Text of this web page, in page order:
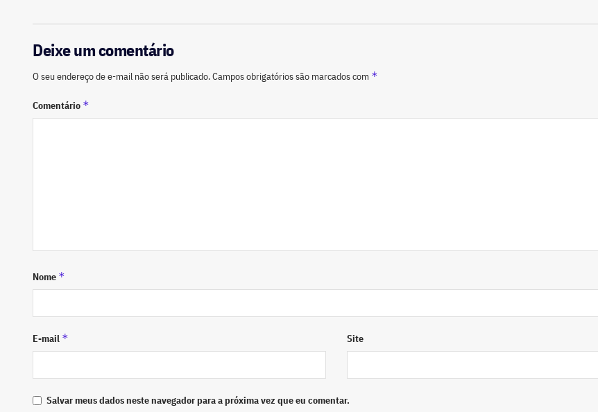
Deixe um comentário
O seu endereço de e-mail não será publicado.Campos obrigatórios são marcados com *
Comentário *
Nome *
E-mail * Site
Salvar meus dados neste navegador para a próxima vez que eu comentar.